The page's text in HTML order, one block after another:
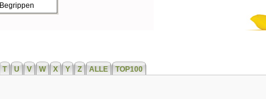
Begrippen
T U V W X Y Z ALLE
TOP100